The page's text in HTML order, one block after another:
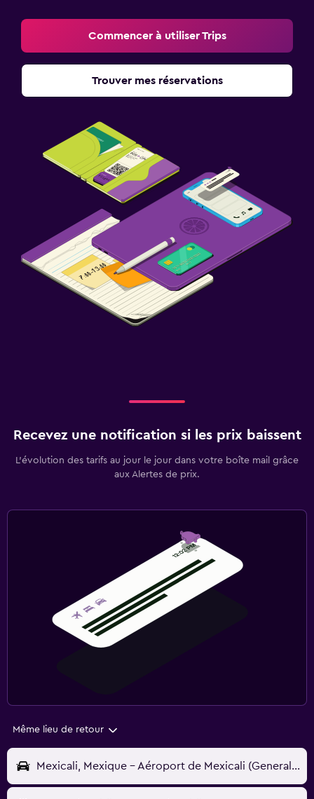
Commencer à utiliser Trips
Trouver mes réservations
Recevez une notification si les prix baissent
L’évolution des tarifs au jour le jour dans votre boîte mail grâce
aux Alertes de prix.
Même lieu de retour
Mexicali, Mexique - Aéroport de Mexicali (General Rodolfo S. Taboada) (MXL)